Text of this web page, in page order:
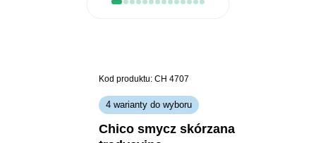
Kod produktu: CH 4707
4 warianty do wyboru
chico smycz skórzana